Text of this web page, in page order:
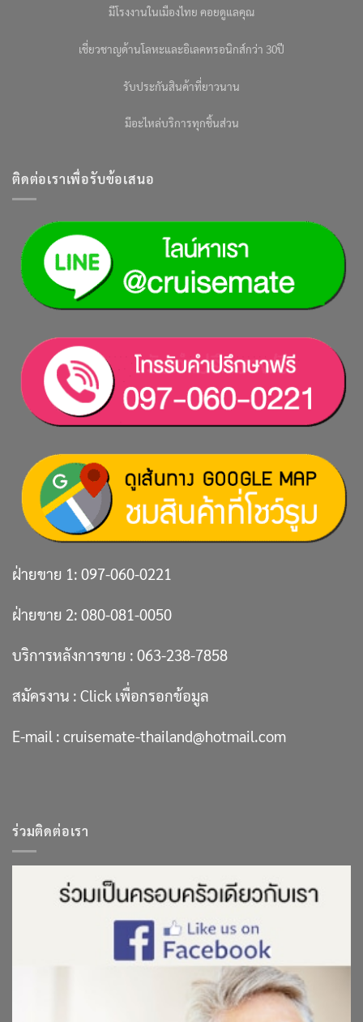
มีโรงงานในเมืองไทย คอยดูแลคุณ
เชี่ยวชาญด้านโลหะและอิเลคทรอนิกส์กว่า 30ปี
รับประกันสินค้าที่ยาวนาน
มีอะไหล่บริการทุกชิ้นส่วน
ติดต่อเราเพื่อรับข้อเสนอ
ฝ่ายขาย 1: 097-060-0221
ฝ่ายขาย 2: 080-081-0050
บริการหลังการขาย : 063-238-7858
สมัครงาน : Click เพื่อกรอกข้อมูล
E-mail : cruisemate-thailand@hotmail.com
ร่วมติดต่อเรา